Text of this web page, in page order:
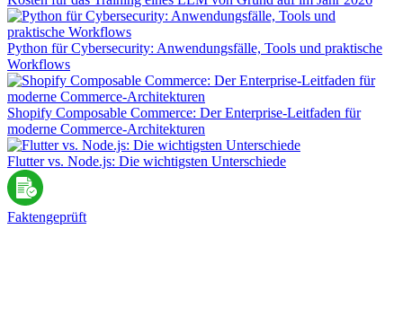
Python für Cybersecurity: Anwendungsfälle, Tools und praktische
Workflows
Shopify Composable Commerce: Der Enterprise-Leitfaden für
moderne Commerce-Architekturen
Flutter vs. Node.js: Die wichtigsten Unterschiede
Faktengeprüft